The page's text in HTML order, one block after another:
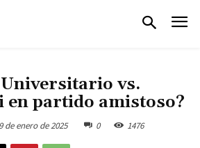
vs.
partido amistoso?
de enero de 2025 0 1476